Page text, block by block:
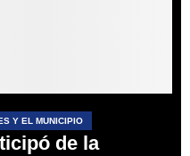
Y EL MUNICIPIO
de la